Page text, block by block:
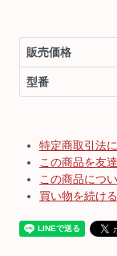
販売価格
型番
特定商取引法
この商品を友
この商品につ
買い物を続ける